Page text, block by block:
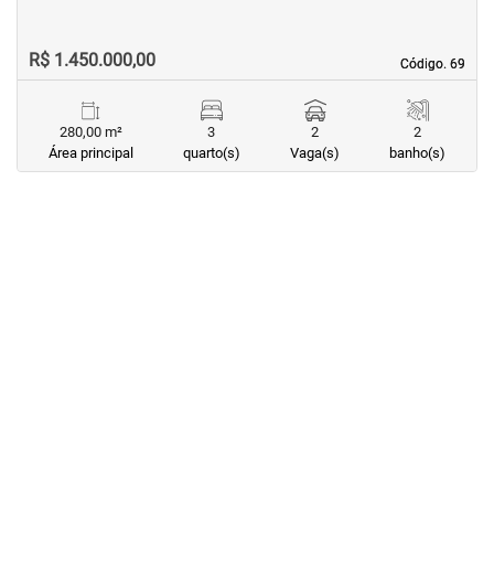
Código. 69
Código. 69
R$ 1.450.000,00
280,00 m²
Área principal
3
quarto(s)
2
Vaga(s)
2
banho(s)